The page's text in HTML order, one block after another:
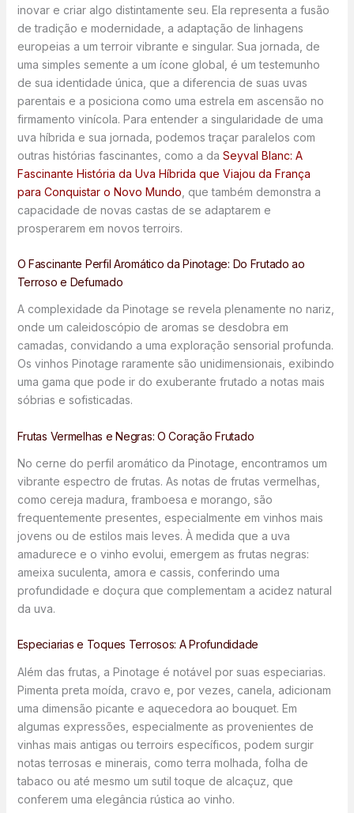
inovar e criar algo distintamente seu. Ela representa a fusão
de tradição e modernidade, a adaptação de linhagens
europeias a um terroir vibrante e singular. Sua jornada, de
uma simples semente a um ícone global, é um testemunho
de sua identidade única, que a diferencia de suas uvas
parentais e a posiciona como uma estrela em ascensão no
firmamento vinícola. Para entender a singularidade de uma
uva híbrida e sua jornada, podemos traçar paralelos com
outras histórias fascinantes, como a da Seyval Blanc: A
Fascinante História da Uva Híbrida que Viajou da França
para Conquistar o Novo Mundo , que também demonstra a
capacidade de novas castas de se adaptarem e
prosperarem em novos terroirs.
O Fascinante Perfil Aromático da Pinotage: Do Frutado ao
Terroso e Defumado
A complexidade da Pinotage se revela plenamente no nariz,
onde um caleidoscópio de aromas se desdobra em
camadas, convidando a uma exploração sensorial profunda.
Os vinhos Pinotage raramente são unidimensionais, exibindo
uma gama que pode ir do exuberante frutado a notas mais
sóbrias e sofisticadas.
Frutas Vermelhas e Negras: O Coração Frutado
No cerne do perfil aromático da Pinotage, encontramos um
vibrante espectro de frutas. As notas de frutas vermelhas,
como cereja madura, framboesa e morango, são
frequentemente presentes, especialmente em vinhos mais
jovens ou de estilos mais leves. À medida que a uva
amadurece e o vinho evolui, emergem as frutas negras:
ameixa suculenta, amora e cassis, conferindo uma
profundidade e doçura que complementam a acidez natural
da uva.
Especiarias e Toques Terrosos: A Profundidade
Além das frutas, a Pinotage é notável por suas especiarias.
Pimenta preta moída, cravo e, por vezes, canela, adicionam
uma dimensão picante e aquecedora ao bouquet. Em
algumas expressões, especialmente as provenientes de
vinhas mais antigas ou terroirs específicos, podem surgir
notas terrosas e minerais, como terra molhada, folha de
tabaco ou até mesmo um sutil toque de alcaçuz, que
conferem uma elegância rústica ao vinho.